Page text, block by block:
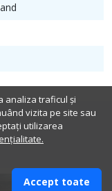
analiza traficul și
vizita pe site sau
utilizarea
Accept toate